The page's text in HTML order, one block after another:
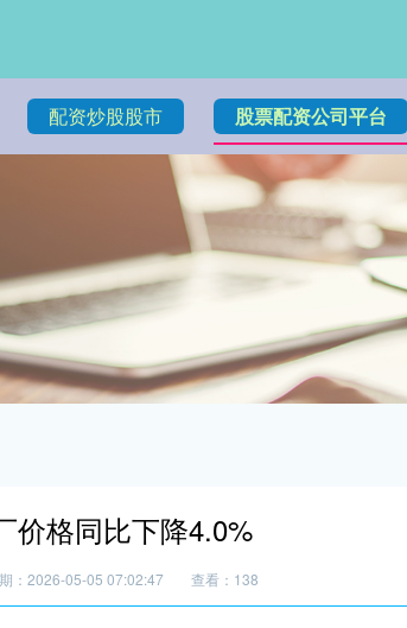
配资炒股股市 股票配资公司平台
价格同比下降4.0%
：2026-05-05 07:02:47 查看：138